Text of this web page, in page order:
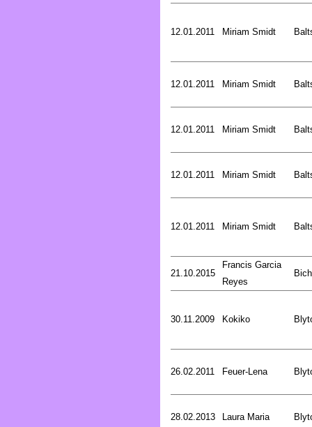
12.01.2011 Miriam Smidt
12.01.2011 Miriam Smidt
12.01.2011 Miriam Smidt
12.01.2011 Miriam Smidt
12.01.2011 Miriam Smidt
21.10.2015
Francis Garcia
Reyes
30.11.2009 Kokiko
26.02.2011 Feuer-Lena
28.02.2013 Laura Maria